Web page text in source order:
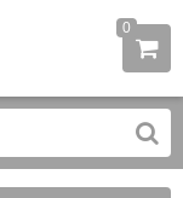
0